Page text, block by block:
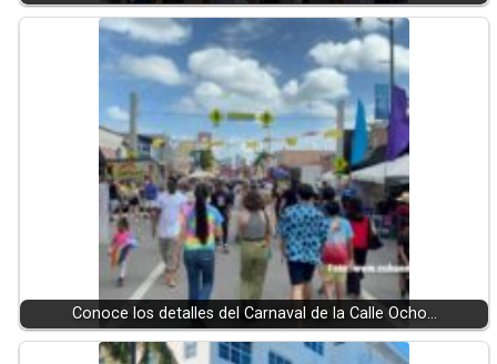
Conoce los detalles del Carnaval de la Calle Ocho…